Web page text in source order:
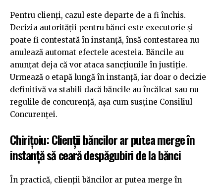
Pentru clienți, cazul este departe de a fi închis.
Decizia autorității pentru bănci este executorie și
poate fi contestată în instanță, însă contestarea nu
anulează automat efectele acesteia. Băncile au
anunțat deja că vor ataca sancțiunile în justiție.
Urmează o etapă lungă în instanță, iar doar o decizie
definitivă va stabili dacă băncile au încălcat sau nu
regulile de concurență, așa cum susține Consiliul
Concurenței.
Chirițoiu: Clienții băncilor ar putea merge în
instanță să ceară despăgubiri de la bănci
În practică, clienții băncilor ar putea merge în